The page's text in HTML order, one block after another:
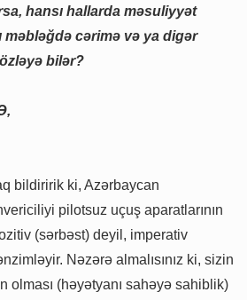
hansı hallarda məsuliyyət
məbləğdə cərimə və ya digər
bilər?
bildiririk ki, Azərbaycan
pilotsuz uçuş aparatlarının
(sərbəst) deyil, imperativ
Nəzərə almalısınız ki, sizin
olması (həyətyanı sahəyə sahiblik)